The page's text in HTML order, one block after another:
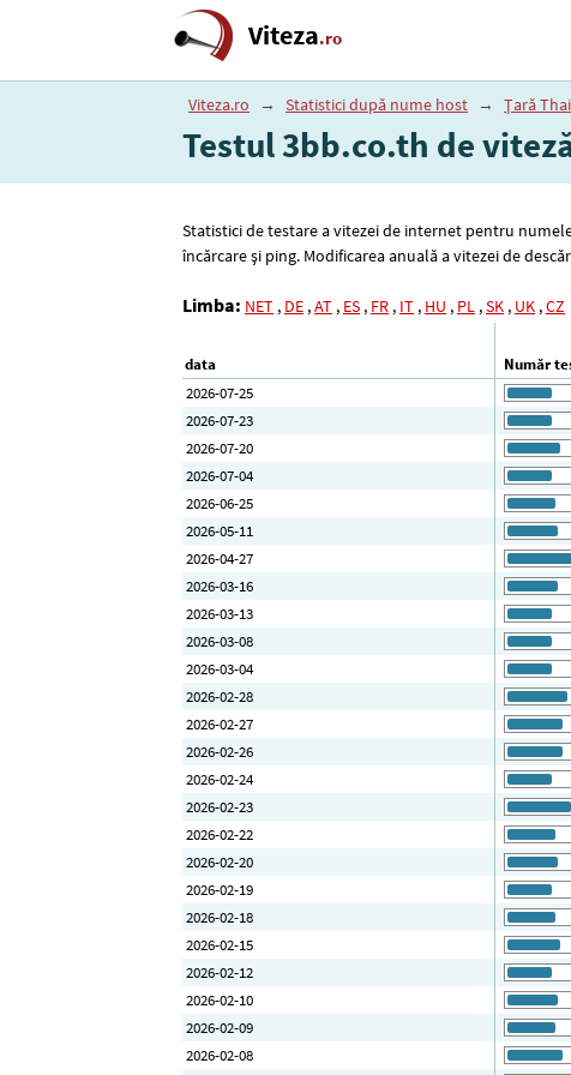
Viteza.ro
Viteza.ro → Statistici după nume host → Țară
Testul 3bb.co.th de
Statistici de testare a vitezei de internet pentru
încărcare și ping. Modificarea anuală a vitezei de
Limba: NET , DE ,AT , ES , FR , IT , HU , PL ,SK , UK ,CZ
data
Număr
2026-07-25
2026-07-23
2026-07-20
2026-07-04
2026-06-25
2026-05-11
2026-04-27
2026-03-16
2026-03-13
2026-03-08
2026-03-04
2026-02-28
2026-02-27
2026-02-26
2026-02-24
2026-02-23
2026-02-22
2026-02-20
2026-02-19
2026-02-18
2026-02-15
2026-02-12
2026-02-10
2026-02-09
2026-02-08